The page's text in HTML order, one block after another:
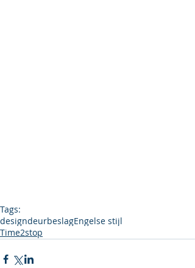
Tags:
designdeurbeslagEngelse stijl
Time2stop